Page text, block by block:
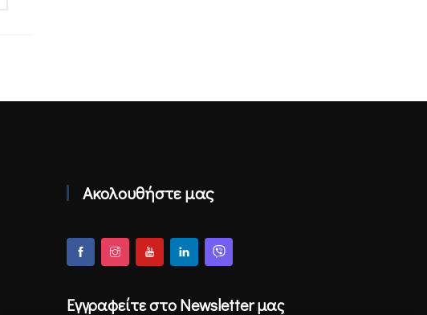
Ακολουθήστε μας
Εγγραφείτε στο Newsletter μας